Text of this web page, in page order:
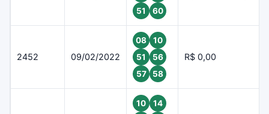
51
60
2452 09/02/2022
08
10
51
56
57
58
R$ 0,00
10
14